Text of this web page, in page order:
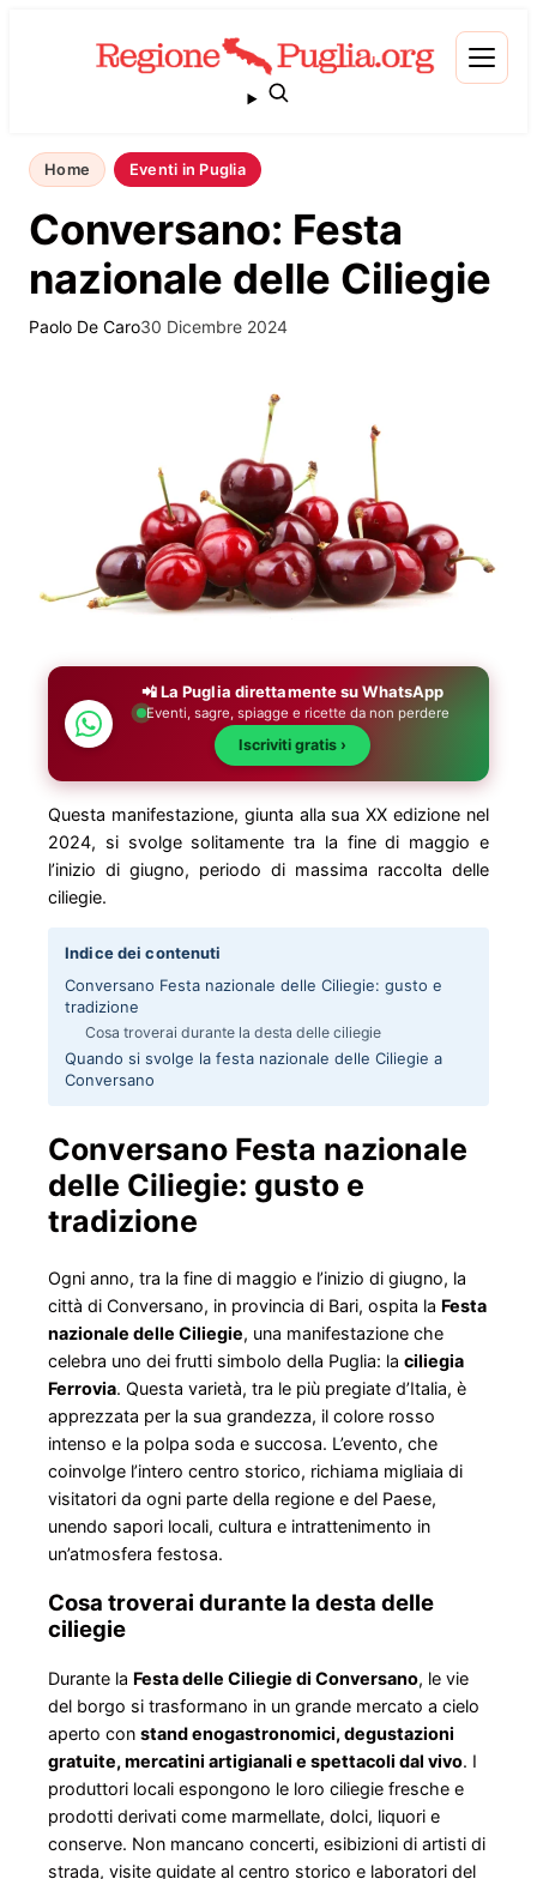
Home Eventi in Puglia
Conversano: Festa
nazionale delle Ciliegie
Paolo De Caro30 Dicembre 2024
📲 La Puglia direttamente su WhatsApp
Eventi, sagre, spiagge e ricette da non perdere
Iscriviti gratis ›
Questa manifestazione, giunta alla sua XX edizione nel
2024, si svolge solitamente tra la fine di maggio e
l’inizio di giugno, periodo di massima raccolta delle
ciliegie.
Indice dei contenuti
Conversano Festa nazionale delle Ciliegie: gusto e
tradizione
Cosa troverai durante la desta delle ciliegie
Quando si svolge la festa nazionale delle Ciliegie a
Conversano
Conversano Festa nazionale
delle Ciliegie: gusto e
tradizione
Ogni anno, tra la fine di maggio e l’inizio di giugno, la
città di Conversano, in provincia di Bari, ospita la Festa
nazionale delle Ciliegie, una manifestazione che
celebra uno dei frutti simbolo della Puglia: la ciliegia
Ferrovia. Questa varietà, tra le più pregiate d’Italia, è
apprezzata per la sua grandezza, il colore rosso
intenso e la polpa soda e succosa. L’evento, che
coinvolge l’intero centro storico, richiama migliaia di
visitatori da ogni parte della regione e del Paese,
unendo sapori locali, cultura e intrattenimento in
un’atmosfera festosa.
Cosa troverai durante la desta delle
ciliegie
Durante la Festa delle Ciliegie di Conversano, le vie
del borgo si trasformano in un grande mercato a cielo
aperto con stand enogastronomici, degustazioni
gratuite, mercatini artigianali e spettacoli dal vivo. I
produttori locali espongono le loro ciliegie fresche e
prodotti derivati come marmellate, dolci, liquori e
conserve. Non mancano concerti, esibizioni di artisti di
strada, visite guidate al centro storico e laboratori del